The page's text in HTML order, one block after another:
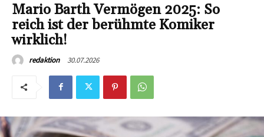
Mario Barth Vermögen 2025: So
reich ist der berühmte Komiker
wirklich!
redaktion 30.07.2026